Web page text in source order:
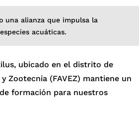
una alianza que impulsa la
acuáticas.
ubicado en el distrito de
Zootecnia (FAVEZ) mantiene un
formación para nuestros